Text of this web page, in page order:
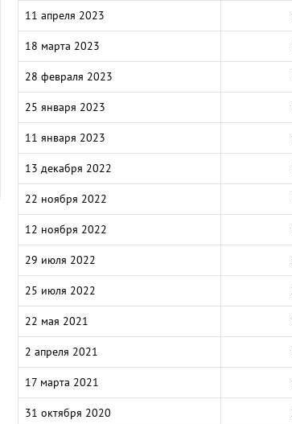
11 апреля 2023
18 марта 2023
28 февраля 2023
25 января 2023
11 января 2023
13 декабря 2022
22 ноября 2022
12 ноября 2022
29 июля 2022
25 июля 2022
22 мая 2021
2 апреля 2021
17 марта 2021
31 октября 2020